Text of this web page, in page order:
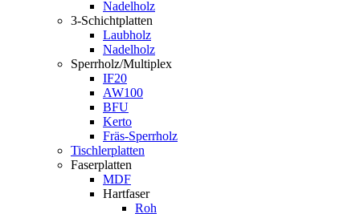
Nadelholz
3-Schichtplatten
Laubholz
Nadelholz
Sperrholz/Multiplex
IF20
AW100
BFU
Kerto
Fräs-Sperrholz
Tischlerplatten
Faserplatten
MDF
Hartfaser
Roh